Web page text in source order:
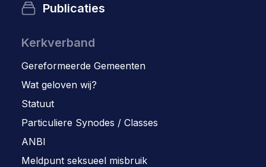
Publicaties
Kerkverband
Gereformeerde Gemeenten
Wat geloven wij?
Statuut
Particuliere Synodes / Classes
ANBI
Meldpunt seksueel misbruik